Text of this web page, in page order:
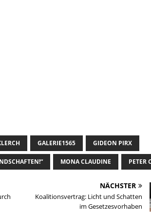
GALERIE1565 GIDEON PIRX
MONA CLAUDINE PETER
NÄCHSTER
Koalitionsvertrag: Licht und Schatten
im Gesetzesvorhaben